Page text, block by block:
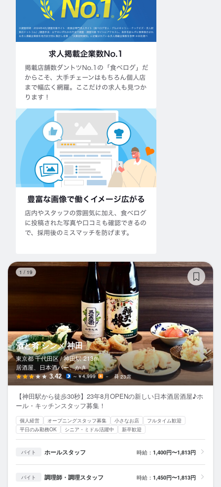
1 / 19
酒と肴 シンメ 神田
東京都 千代田区 / 神田駅 213m
居酒屋、日本酒バー、かき
3.42 ～￥4,999 － 23席
【神田駅から徒歩30秒】23年8月OPENの新しい日本酒居酒屋♪ホ
ール・キッチンスタッフ募集！
個人経営 オープニングスタッフ募集 小さなお店
フルタイム歓迎
平日のみ勤務OK
シニア・ミドル活躍中 新卒歓迎
バイト ホールスタッフ 時給： 1,400円〜1,813円
バイト 調理師・調理スタッフ 時給： 1,450円〜1,813円